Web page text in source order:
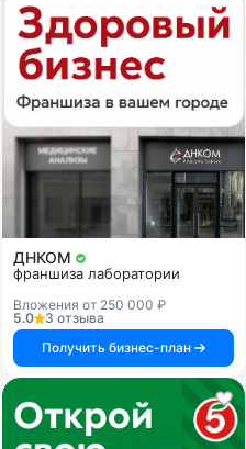
ДНКОМ
франшиза лаборатории
Вложения от 250 000 ₽
5.0
3 отзыва
Получить бизнес-план